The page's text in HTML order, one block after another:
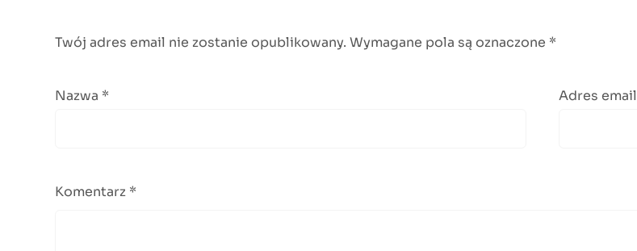
Twój adres email nie zostanie opublikowany. Wymagane pola są oznaczone *
Nazwa * Adres email
Komentarz *